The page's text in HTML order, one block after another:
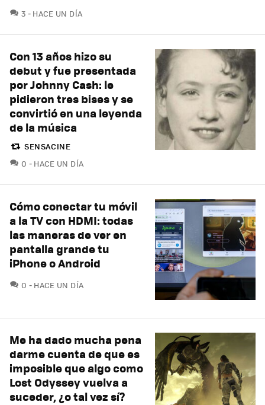
3 COMENTARIOS
HACE UN DÍA
Con 13 años hizo su
debut y fue presentada
por Johnny Cash: le
pidieron tres bises y se
convirtió en una leyenda
de la música
SENSACINE
0 COMENTARIOS
HACE UN DÍA
Cómo conectar tu móvil
a la TV con HDMI: todas
las maneras de ver en
pantalla grande tu
iPhone o Android
0 COMENTARIOS
HACE UN DÍA
Me ha dado mucha pena
darme cuenta de que es
imposible que algo como
Lost Odyssey vuelva a
suceder, ¿o tal vez sí?